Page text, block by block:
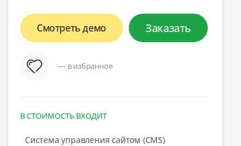
Смотреть демо Заказать
— в избранное
В СТОИМОСТЬ ВХОДИТ
Система управления сайтом (CMS)